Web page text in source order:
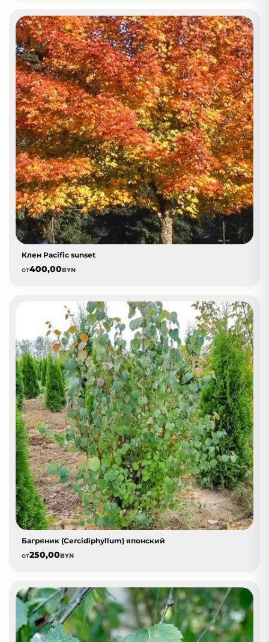
Клен Pacific sunset
от400,00BYN
Багряник (Cercidiphyllum) японский
от250,00BYN